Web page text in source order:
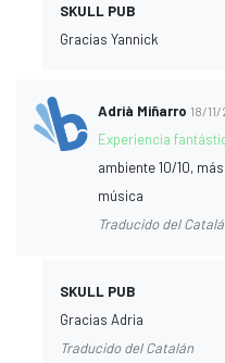
SKULL PUB
Gracias Yannick
Adrià Miñarro 18/
Experiencia
ambiente 10/10,
música
Traducido del
SKULL PUB
Gracias Adria
Traducido del Catalán